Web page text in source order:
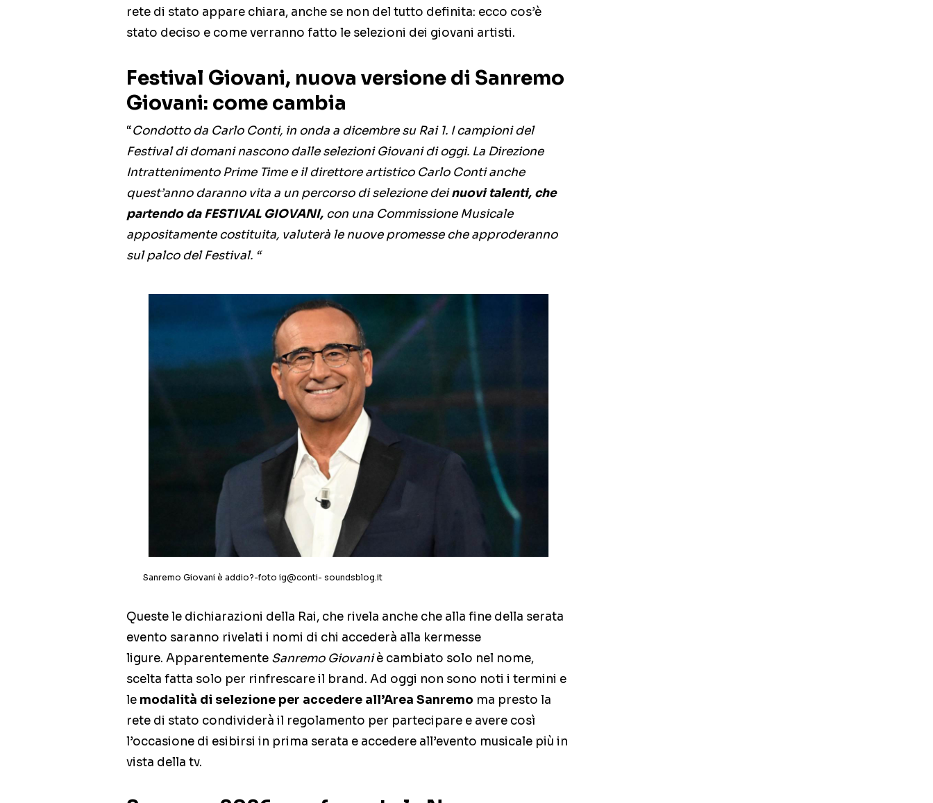
rete di stato appare chiara, anche se non del tutto definita: ecco cos’è
stato deciso e come verranno fatto le selezioni dei giovani artisti.
Festival Giovani, nuova versione di Sanremo
Giovani: come cambia
“Condotto da Carlo Conti, in onda a dicembre su Rai 1. I campioni del
Festival di domani nascono dalle selezioni Giovani di oggi. La Direzione
Intrattenimento Prime Time e il direttore artistico Carlo Conti anche
quest’anno daranno vita a un percorso di selezione deinuovi talenti, che
partendo da FESTIVAL GIOVANI, con una Commissione Musicale
appositamente costituita, valuterà le nuove promesse che approderanno
sul palco del Festival. “
Sanremo Giovani è addio?-foto ig@conti- soundsblog.it
Queste le dichiarazioni della Rai, che rivela anche che alla fine della serata
evento saranno rivelati i nomi di chi accederà alla kermesse
ligure. Apparentemente Sanremo Giovaniè cambiato solo nel nome,
scelta fatta solo per rinfrescare il brand. Ad oggi non sono noti i termini e
le modalità di selezione per accedere all’Area Sanremo ma presto la
rete di stato condividerà il regolamento per partecipare e avere così
l’occasione di esibirsi in prima serata e accedere all’evento musicale più in
vista della tv.